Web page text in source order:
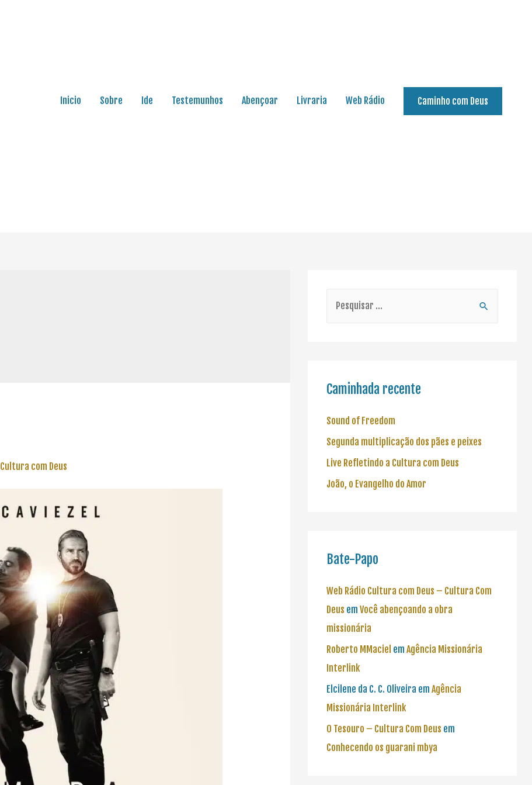
Inicio Sobre Ide Testemunhos Abençoar Livraria Web Rádio Caminho com Deus
Cultura com Deus
Caminhada recente
Sound of Freedom
Segunda multiplicação dos pães e peixes
Live Refletindo a Cultura com Deus
João, o Evangelho do Amor
Bate-Papo
Web Rádio Cultura com Deus – Cultura Com
Deus emVocê abençoando a obra
missionária
Roberto MMaciel emAgência Missionária
Interlink
Elcilene da C. C. Oliveira emAgência
Missionária Interlink
O Tesouro – Cultura Com Deus em
Conhecendo os guarani mbya